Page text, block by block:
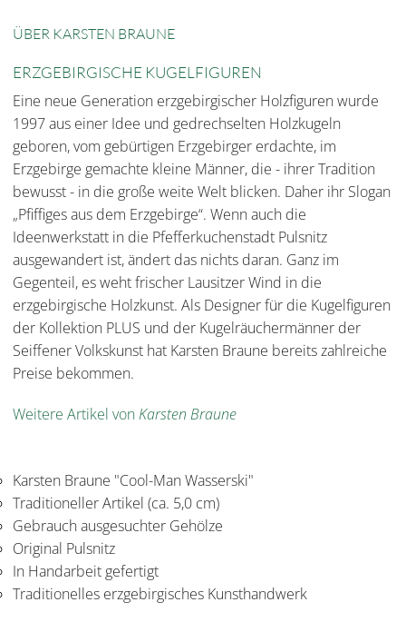
ÜBER KARSTEN BRAUNE
ERZGEBIRGISCHE KUGELFIGUREN
Eine neue Generation erzgebirgischer Holzfiguren wurde
1997 aus einer Idee und gedrechselten Holzkugeln
geboren, vom gebürtigen Erzgebirger erdachte, im
Erzgebirge gemachte kleine Männer, die - ihrer Tradition
bewusst - in die große weite Welt blicken. Daher ihr Slogan
„Pfiffiges aus dem Erzgebirge“. Wenn auch die
Ideenwerkstatt in die Pfefferkuchenstadt Pulsnitz
ausgewandert ist, ändert das nichts daran. Ganz im
Gegenteil, es weht frischer Lausitzer Wind in die
erzgebirgische Holzkunst. Als Designer für die Kugelfiguren
der Kollektion PLUS und der Kugelräuchermänner der
Seiffener Volkskunst hat Karsten Braune bereits zahlreiche
Preise bekommen.
Weitere Artikel vonKarsten Braune
Karsten Braune "Cool-Man Wasserski"
Traditioneller Artikel (ca. 5,0 cm)
Gebrauch ausgesuchter Gehölze
Original Pulsnitz
In Handarbeit gefertigt
Traditionelles erzgebirgisches Kunsthandwerk